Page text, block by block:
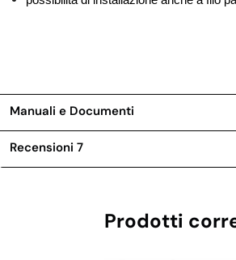
Manuali e Documenti
Recensioni 7
Prodotti